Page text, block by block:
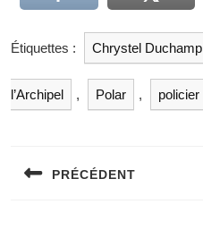
Étiquettes : Chrystel Duchamp
l’Archipel , Polar , policier
PRÉCÉDENT